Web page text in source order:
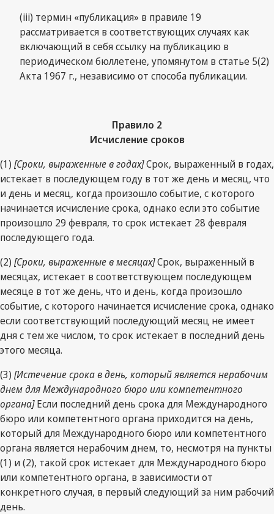
(iii) термин «публикация» в правиле 19
рассматривается в соответствующих случаях как
включающий в себя ссылку на публикацию в
периодическом бюллетене, упомянутом в статье 5(2)
Акта 1967 г., независимо от способа публикации.
Правило 2
Исчисление сроков
(1) [Сроки, выраженные в годах]Срок, выраженный в годах,
истекает в последующем году в тот же день и месяц, что
и день и месяц, когда произошло событие, с которого
начинается исчисление срока, однако если это событие
произошло 29 февраля, то срок истекает 28 февраля
последующего года.
(2) [Сроки, выраженные в месяцах]Срок, выраженный в
месяцах, истекает в соответствующем последующем
месяце в тот же день, что и день, когда произошло
событие, с которого начинается исчисление срока, однако
если соответствующий последующий месяц не имеет
дня с тем же числом, то срок истекает в последний день
этого месяца.
(3) [Истечение срока в день, который является нерабочим
днем для Международного бюро или компетентного
органа]Если последний день срока для Международного
бюро или компетентного органа приходится на день,
который для Международного бюро или компетентного
органа является нерабочим днем, то, несмотря на пункты
(1) и (2), такой срок истекает для Международного бюро
или компетентного органа, в зависимости от
конкретного случая, в первый следующий за ним рабочий
день.